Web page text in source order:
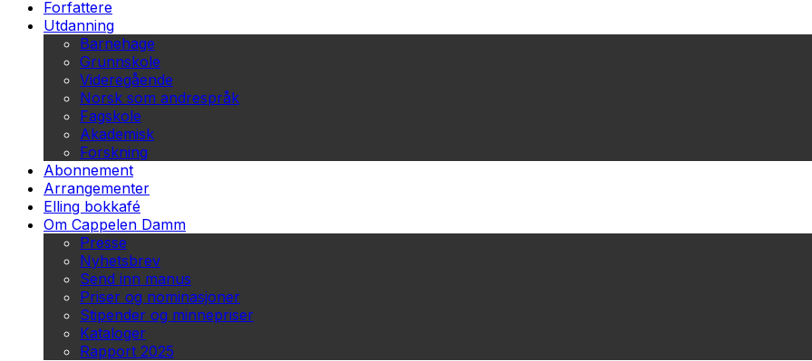
Forfattere
Utdanning
Barnehage
Grunnskole
Videregående
Norsk som andrespråk
Fagskole
Akademisk
Forskning
Abonnement
Arrangementer
Elling bokkafé
Om Cappelen Damm
Presse
Nyhetsbrev
Send inn manus
Priser og nominasjoner
Stipender og minnepriser
Kataloger
Rapport 2025